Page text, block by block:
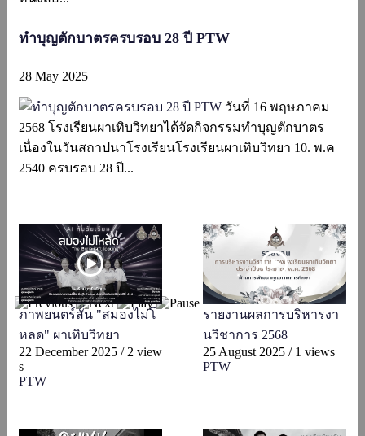
ทำบุญตักบาตรครบรอบ 28 ปี PTW
28 May 2025
วันที่ 16 พฤษภาคม
2568 โรงเรียนผาเทิบวิทยาได้จัดกิจกรรมทำบุญตักบาตร
เนื่องในวันสถาปนาโรงเรียนโรงเรียนผาเทิบวิทยา 10. พ.ค
2540 ครบรอบ 28 ปี...
ภาพยนตร์สั้น "สมองไม่โ
หลด" ผาเทิบวิทยา
22 December 2025 / 2 view
s
PTW
รายงานผลการบริหารงา
นวิชาการ 2568
25 August 2025 / 1 views
PTW